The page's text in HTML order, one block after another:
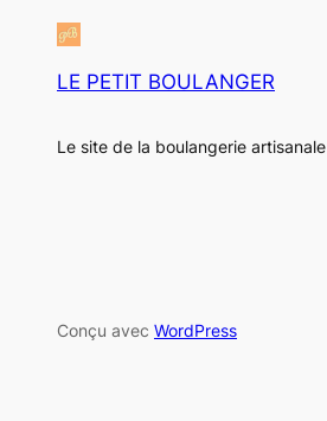
LE PETIT BOULANGER
Le site de la boulangerie artisanale
Conçu avec WordPress